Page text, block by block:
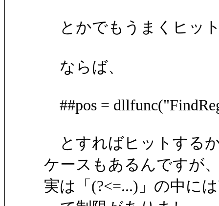
とかでもうまくヒッ
ならば、
##pos =
とすればヒットする
ケースもあるんですが
実は「(?<=...)」の中に